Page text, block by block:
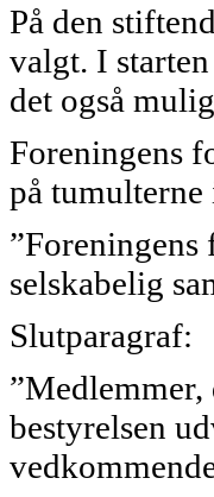
På den
valgt. I
det også
Foreningens
på
selskabelig
Slutparagraf:
bestyrelsen